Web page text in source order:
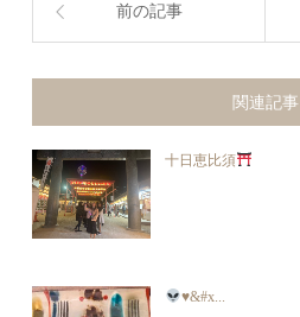
前の記事
関連記事
十日恵比須
♥&#x...